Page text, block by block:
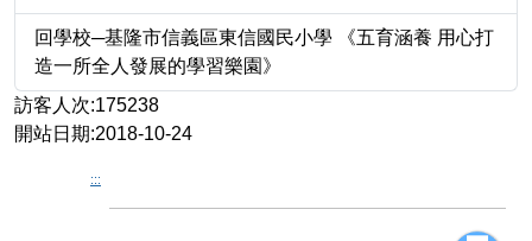
回學校─基隆市信義區東信國民小學 《五育涵養 用心打
造一所全人發展的學習樂園》
訪客人次:175238
開站日期:2018-10-24
:::